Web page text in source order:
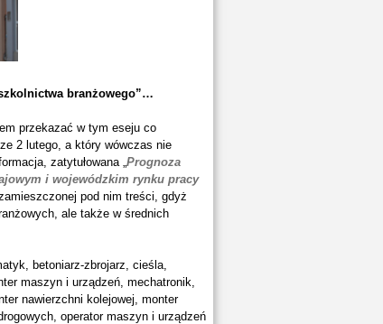
branżowego”…
przekazać w tym eseju co
2 lutego, a który wówczas nie
zatytułowana „Prognoza
i wojewódzkim rynku pracy
pod nim treści, gdyż
ale także w średnich
betoniarz-zbrojarz, cieśla,
maszyn i urządzeń, mechatronik,
nawierzchni kolejowej, monter
operator maszyn i urządzeń